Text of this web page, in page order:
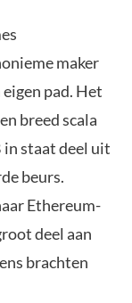
maker
pad. Het
breed scala
in staat deel uit
beurs.
Ethereum-
deel aan
brachten